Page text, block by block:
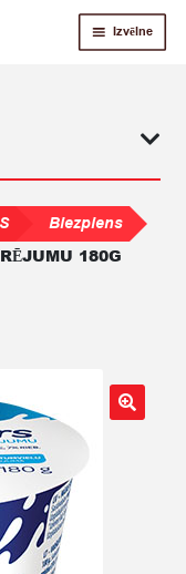
Izvēlne
Biezpiens
180G